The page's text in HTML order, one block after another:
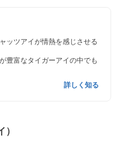
ッツアイが情熱を感じさせる
豊富なタイガーアイの中でも
詳しく知る